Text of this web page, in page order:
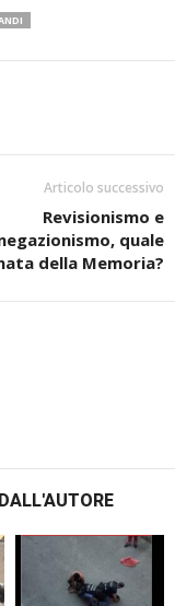
Articolo successivo
Revisionismo e
quale
della Memoria?